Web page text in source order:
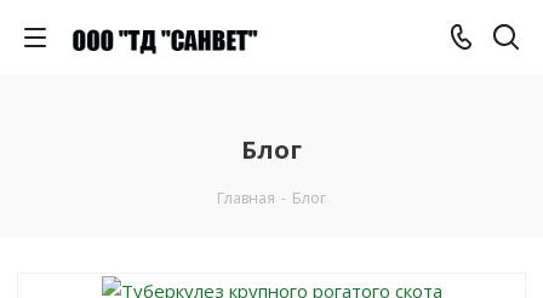
Блог
Главная - Блог